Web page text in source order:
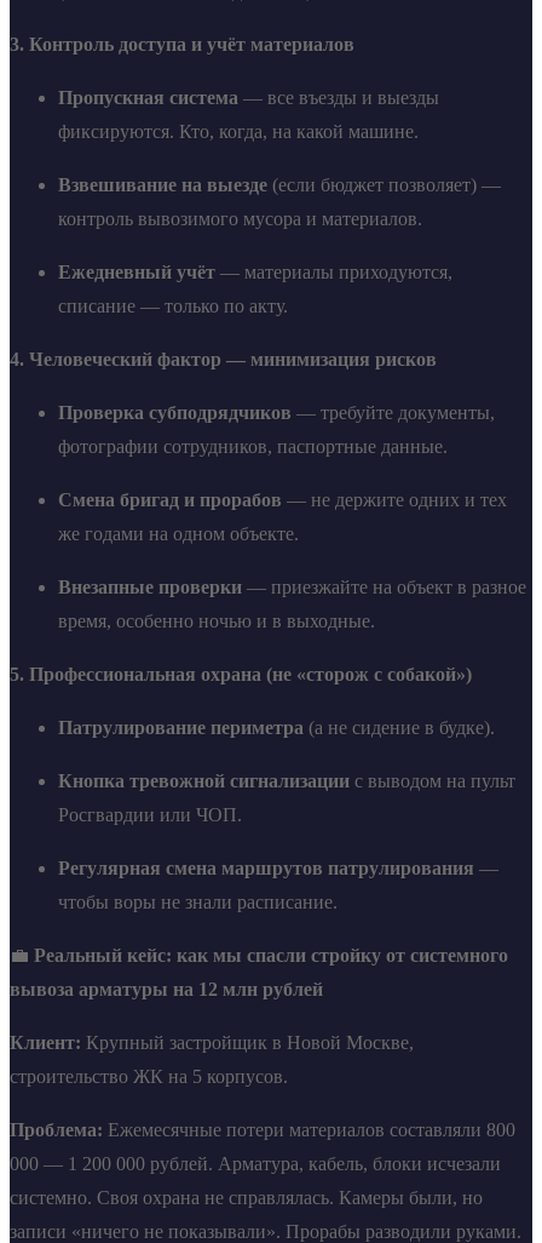
3. Контроль доступа и учёт материалов
Пропускная система — все въезды и выезды
фиксируются. Кто, когда, на какой машине.
Взвешивание на выезде (если бюджет позволяет) —
контроль вывозимого мусора и материалов.
Ежедневный учёт — материалы приходуются,
списание — только по акту.
4. Человеческий фактор — минимизация рисков
Проверка субподрядчиков — требуйте документы,
фотографии сотрудников, паспортные данные.
Смена бригад и прорабов — не держите одних и тех
же годами на одном объекте.
Внезапные проверки — приезжайте на объект в разное
время, особенно ночью и в выходные.
5. Профессиональная охрана (не «сторож с собакой»)
Патрулирование периметра (а не сидение в будке).
Кнопка тревожной сигнализации с выводом на пульт
Росгвардии или ЧОП.
Регулярная смена маршрутов патрулирования —
чтобы воры не знали расписание.
💼 Реальный кейс: как мы спасли стройку от системного
вывоза арматуры на 12 млн рублей
Клиент: Крупный застройщик в Новой Москве,
строительство ЖК на 5 корпусов.
Проблема: Ежемесячные потери материалов составляли 800
000 — 1 200 000 рублей. Арматура, кабель, блоки исчезали
системно. Своя охрана не справлялась. Камеры были, но
записи «ничего не показывали». Прорабы разводили руками.